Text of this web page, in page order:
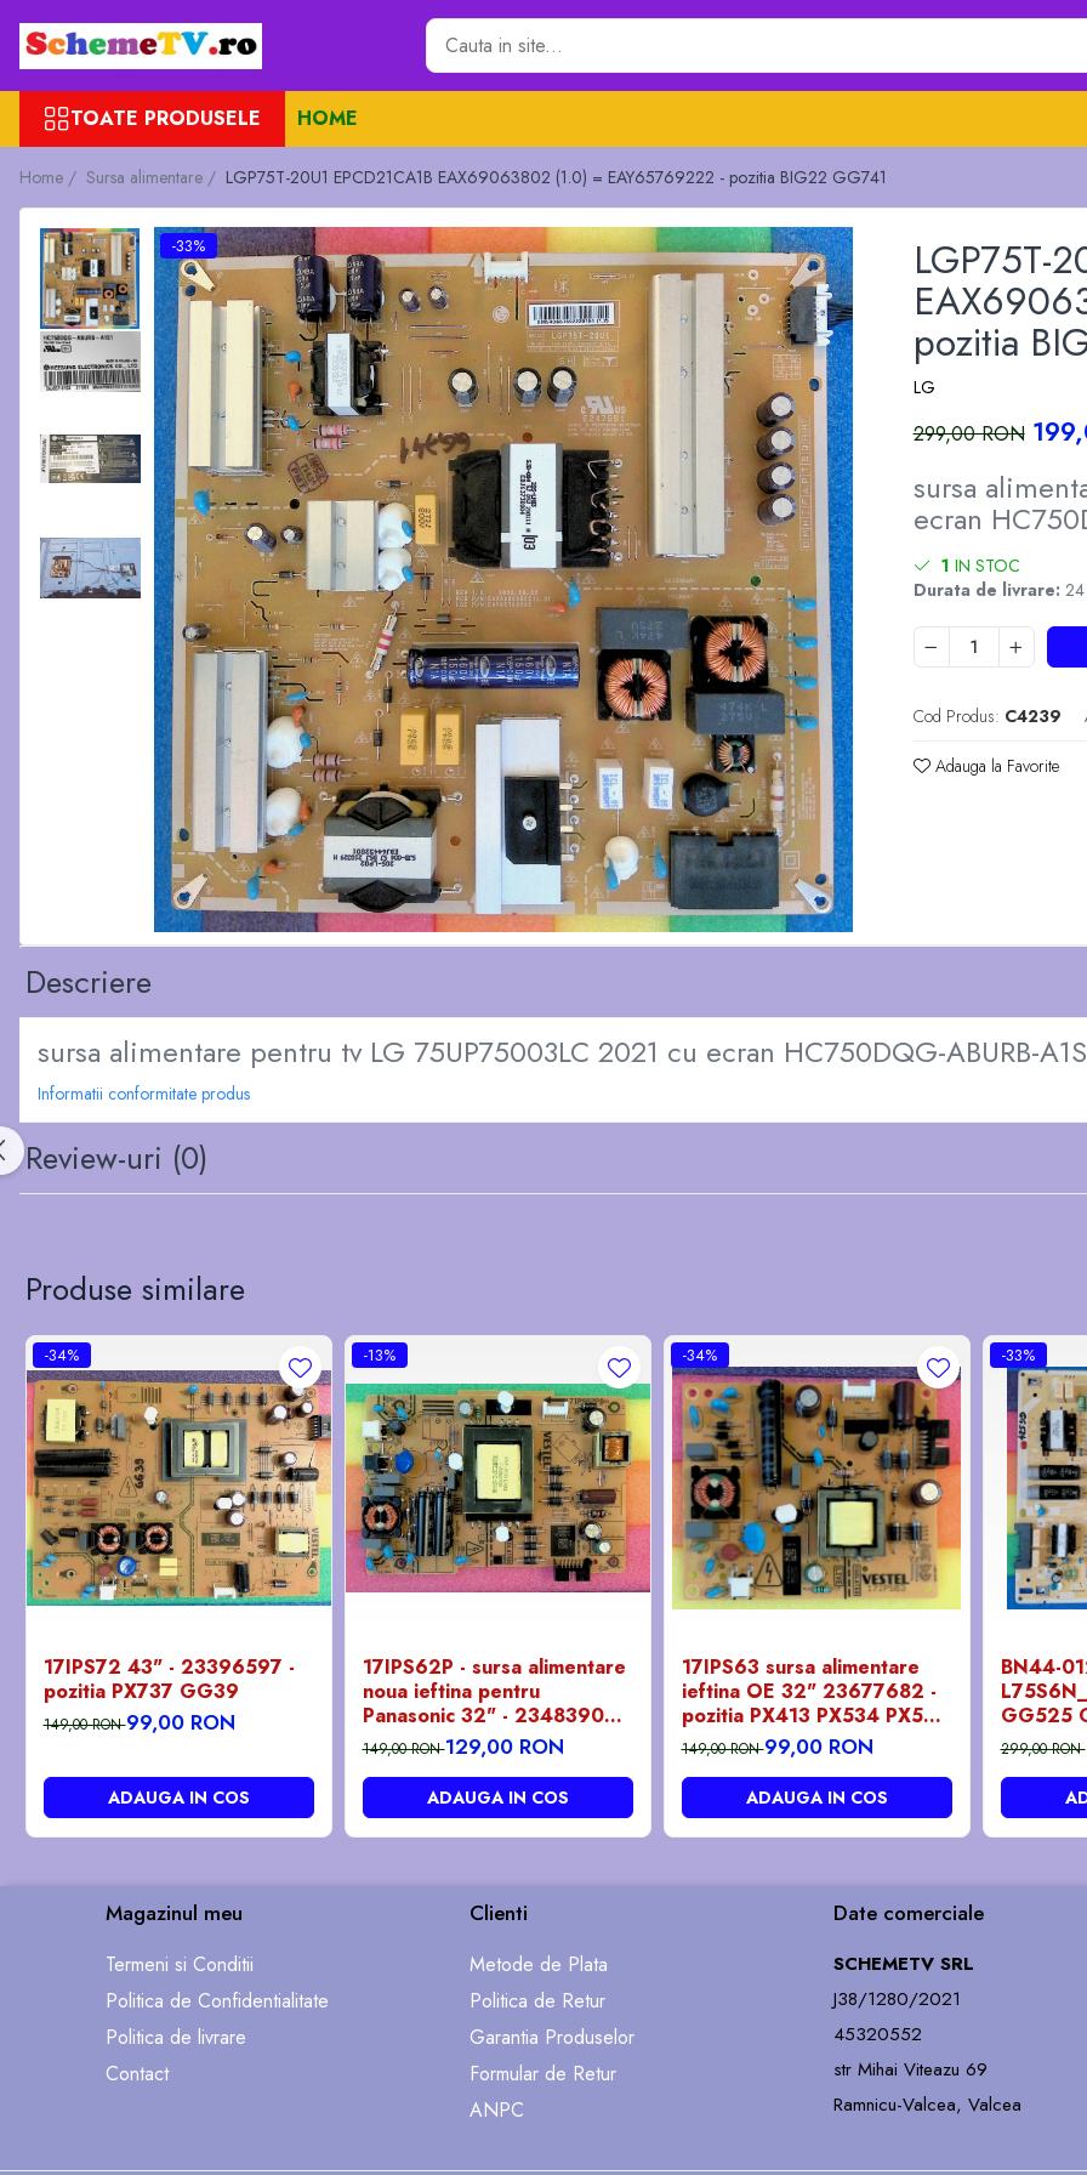
Toate Produsele
Placi de baza
Seturi Benzi LED
Revista Service TV
Module TCON
Driver LED
Diverse
TOATE PRODUSELE HOME
Home / Sursa alimentare / LGP75T-20U1 EPCD21CA1B EAX69063802 (1.0) = EAY65769222 - pozitia BIG22 GG741
LGP75T-
pozitia
LG
-33%
299,00 RON
sursa
ecran
1 IN STOC
Durata de livrare:
Cod Produs: C4239
Adauga la Favorite
Descriere
sursa alimentare pentru tv LG 75UP75003LC 2021 cu ecran HC750DQG-ABURB-
Informatii conformitate produs
Review-uri (0)
Produse similare
-34%
17IPS72 43" - 23396597 -
pozitia PX737 GG39
149,00 RON99,00 RON
ADAUGA IN COS
-13%
17IPS62P - sursa alimentare
noua ieftina pentru
Panasonic 32" - 23483906 -
pozitia GB101
149,00 RON129,00 RON
ADAUGA IN COS
-34%
17IPS63 sursa alimentare
ieftina OE 32" 23677682 -
pozitia PX413 PX534 PX536
PX539 GG07 GG301
GG652
149,00 RON99,00 RON
ADAUGA IN COS
-33%
BN44-
GG525
299,00 RON
Magazinul meu
Termeni si Conditii
Politica de Confidentialitate
Politica de livrare
Contact
Clienti
Metode de Plata
Politica de Retur
Garantia Produselor
Formular de Retur
ANPC
Date comerciale
SCHEMETV SRL
J38/1280/2021
45320552
str Mihai Viteazu 69
Ramnicu-Valcea, Valcea